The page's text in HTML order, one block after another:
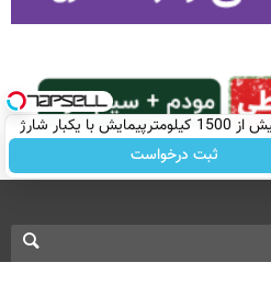
ثبت درخواست